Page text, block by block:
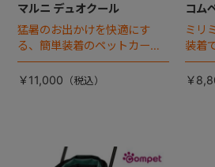
マルニ デュオクール
猛暑のお出かけを快適にす
る、簡単装着のペットカート
専用ダブル送風ファンが登
場。
￥11,000
コム
ミリ
装着
ク』
￥